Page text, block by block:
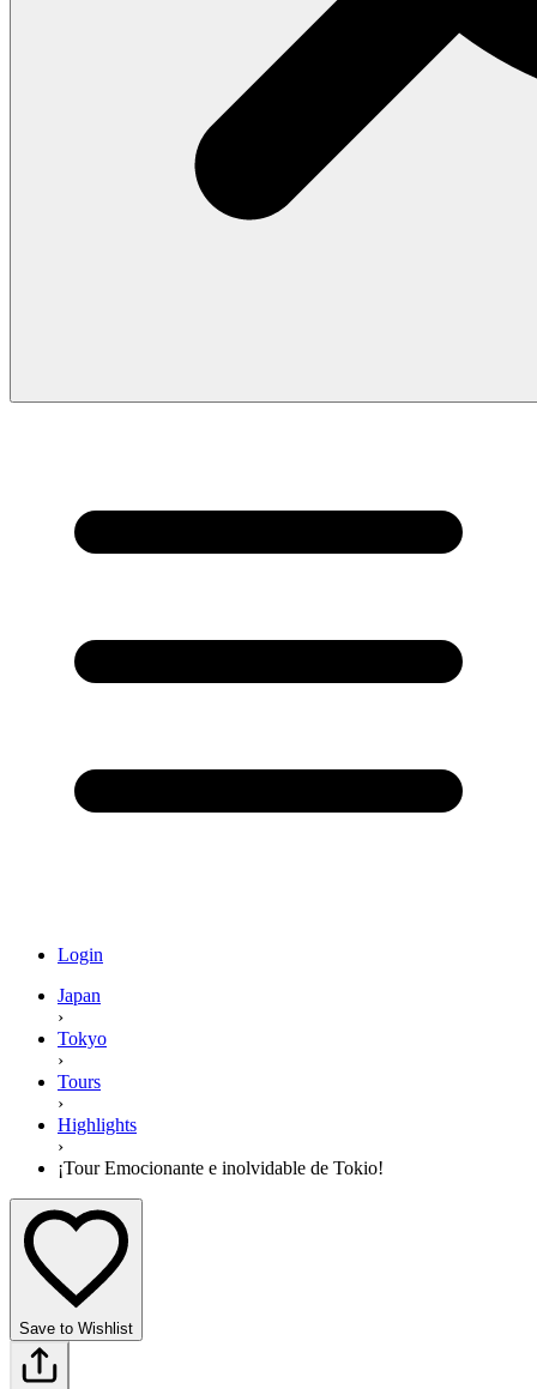
Login
Japan
›
Tokyo
›
Tours
›
Highlights
›
¡Tour Emocionante e inolvidable de Tokio!
Save to Wishlist